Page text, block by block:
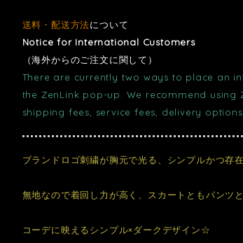
送料・配送方法について
Notice for International Customers
（海外からのご注文に関して）
There are currently two ways to place an
the ZenLink pop-up. We recommend using
shipping fees, service fees, delivery
ブランドロゴ刺繍が胸元で光る、シンプルかつ存
無地なので着回し力が高く、スカートともパンツ
コーデに映えるシンプル×ダークデザイン☆